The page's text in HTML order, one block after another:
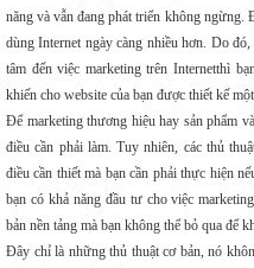
năng và vẫn đang phát triển không
dùng Internet ngày càng nhiều hơn. Do
tâm đến việc marketing trên Internetthì
khiến cho website của bạn được thiết kế
Để marketing thương hiệu hay sản phẩm
điều cần phải làm. Tuy nhiên, các thủ
điều cần thiết mà bạn cần phải thực hiện
bạn có khả năng đầu tư cho việc
bản nền tảng mà bạn không thể bỏ qua để
Đây chỉ là những thủ thuật cơ bản, nó